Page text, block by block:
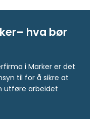
hva bør
i Marker er det
til for å sikre at
utføre arbeidet